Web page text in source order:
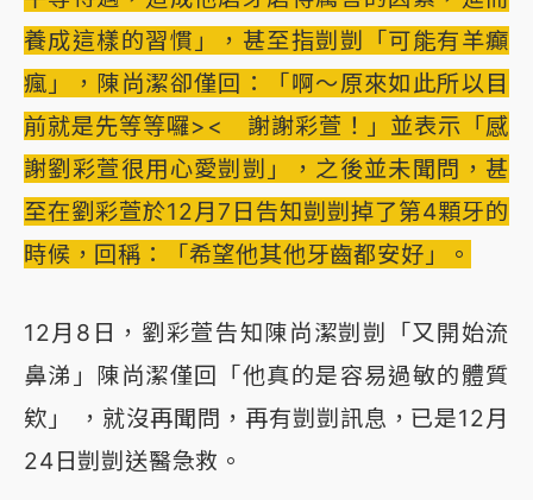
養成這樣的習慣」，甚至指剴剴「可能有羊癲
瘋」，陳尚潔卻僅回：「啊～原來如此所以目
前就是先等等囉>< 謝謝彩萱！」並表示「感
謝劉彩萱很用心愛剴剴」，之後並未聞問，甚
至在劉彩萱於12月7日告知剴剴掉了第4顆牙的
時候，回稱：「希望他其他牙齒都安好」。
12月8日，劉彩萱告知陳尚潔剴剴「又開始流
鼻涕」陳尚潔僅回「他真的是容易過敏的體質
欸」 ，就沒再聞問，再有剴剴訊息，已是12月
24日剴剴送醫急救。